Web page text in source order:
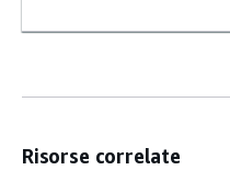
Risorse correlate